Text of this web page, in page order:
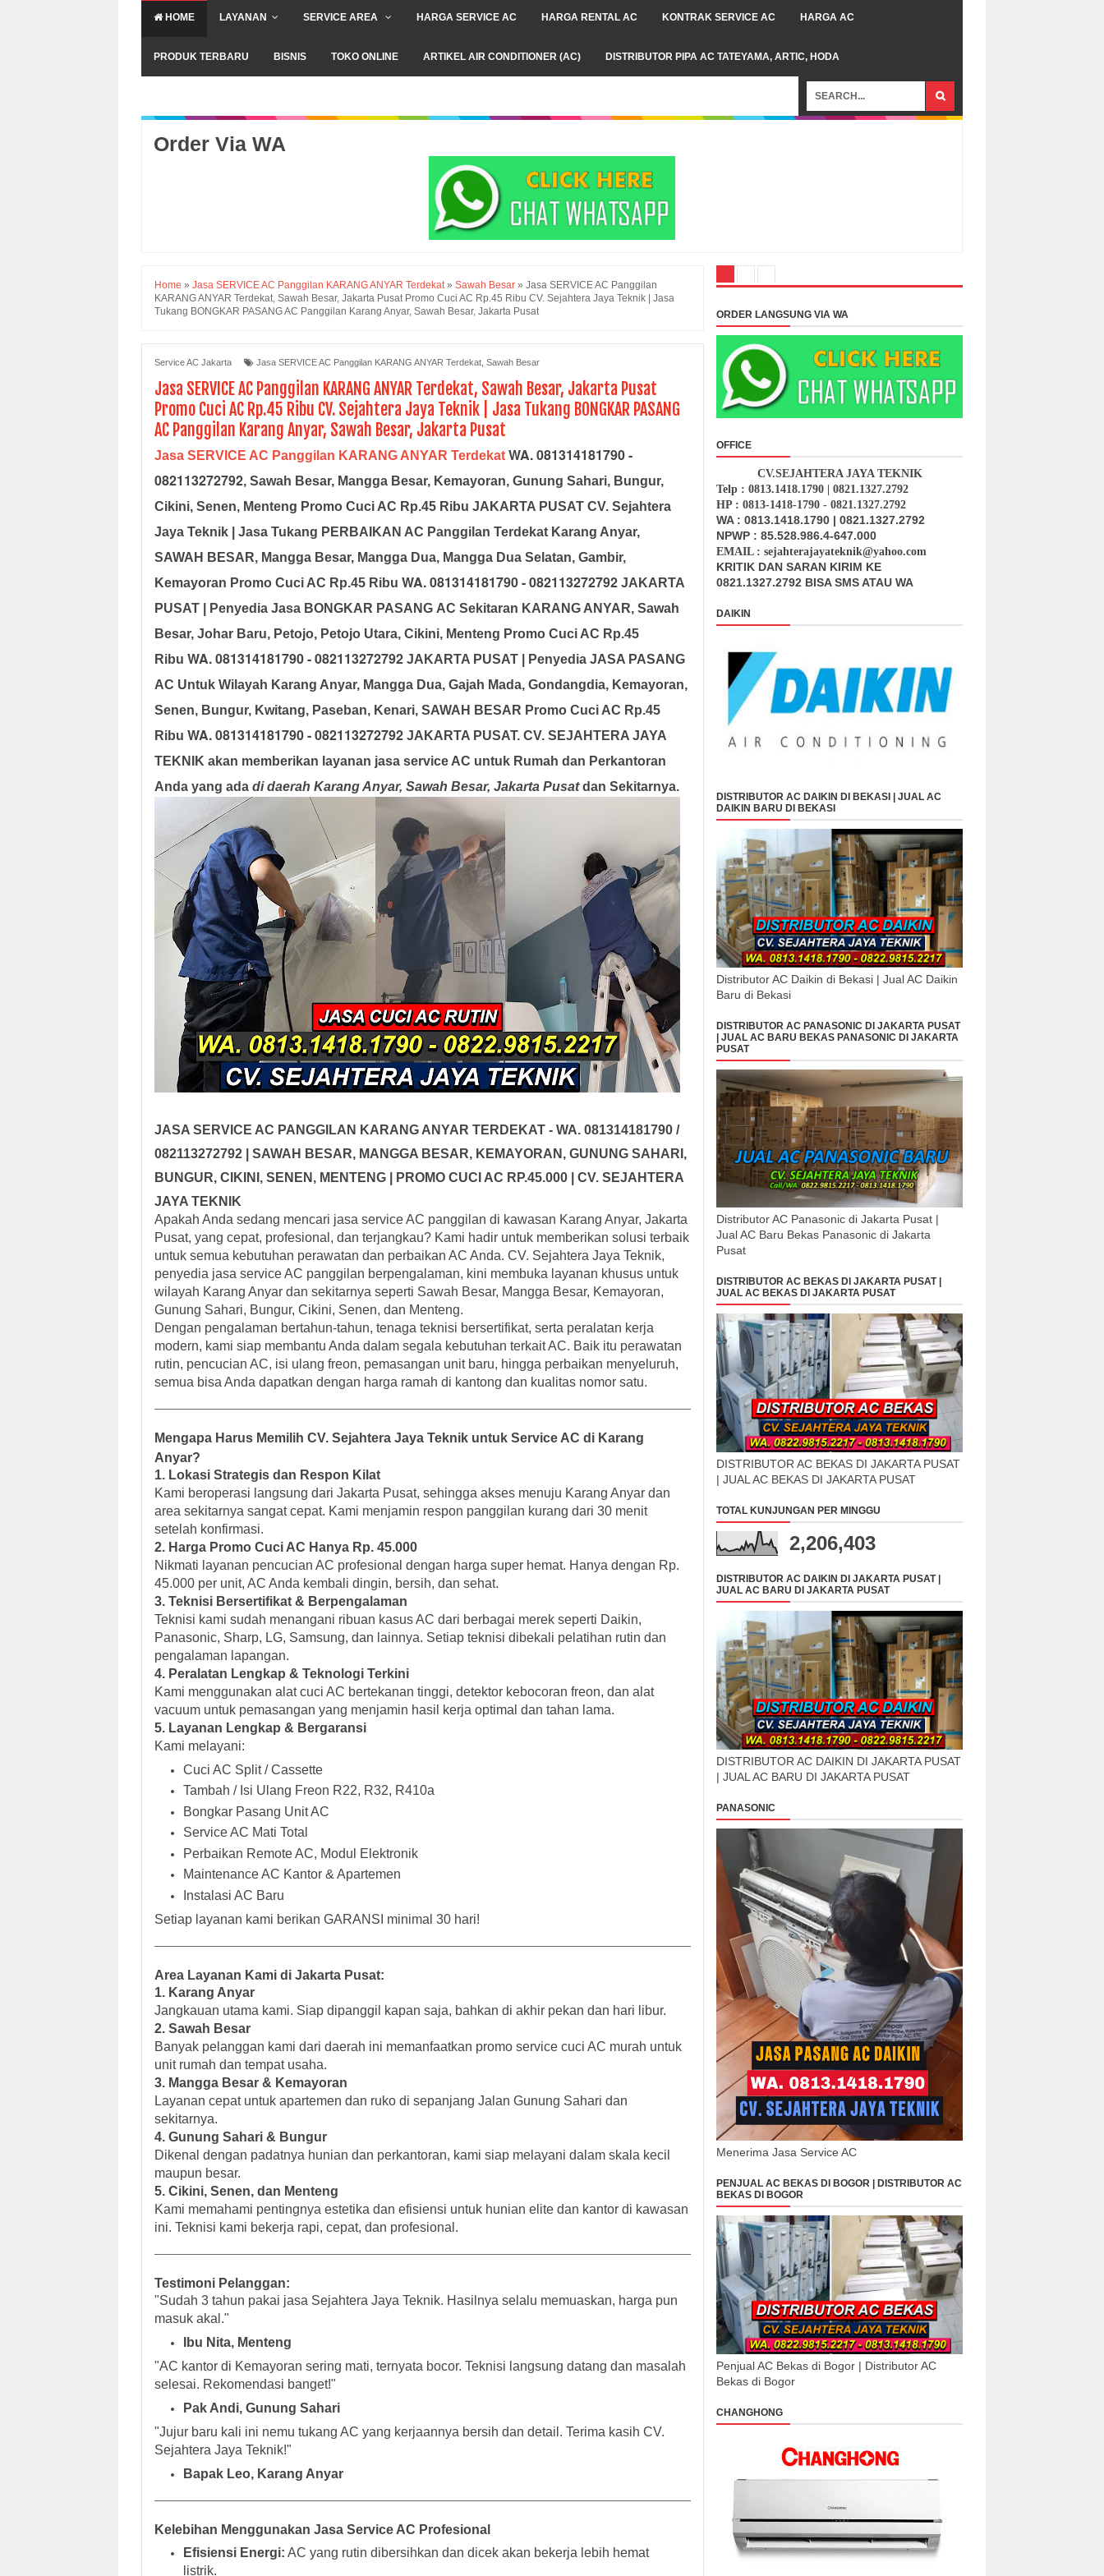
HOME LAYANAN SERVICE AREA HARGA SERVICE AC HARGA RENTAL AC KONTRAK SERVICE AC HARGA AC
PRODUK TERBARU BISNIS TOKO ONLINE ARTIKEL AIR CONDITIONER (AC) DISTRIBUTOR PIPA AC TATEYAMA, ARTIC, HODA
Order Via WA
Home » Jasa SERVICE AC Panggilan KARANG ANYAR Terdekat » Sawah Besar » Jasa SERVICE AC Panggilan
KARANG ANYAR Terdekat, Sawah Besar, Jakarta Pusat Promo Cuci AC Rp.45 Ribu CV. Sejahtera Jaya Teknik | Jasa
Tukang BONGKAR PASANG AC Panggilan Karang Anyar, Sawah Besar, Jakarta Pusat
Service AC Jakarta Jasa SERVICE AC Panggilan KARANG ANYAR Terdekat Sawah Besar
Jasa SERVICE AC Panggilan KARANG ANYAR Terdekat, Sawah Besar, Jakarta Pusat
Promo Cuci AC Rp.45 Ribu CV. Sejahtera Jaya Teknik | Jasa Tukang BONGKAR PASANG
AC Panggilan Karang Anyar, Sawah Besar, Jakarta Pusat
Jasa SERVICE AC Panggilan KARANG ANYAR Terdekat WA. 081314181790 -
082113272792, Sawah Besar, Mangga Besar, Kemayoran, Gunung Sahari, Bungur,
Cikini, Senen, Menteng Promo Cuci AC Rp.45 Ribu JAKARTA PUSAT CV. Sejahtera
Jaya Teknik | Jasa Tukang PERBAIKAN AC Panggilan Terdekat Karang Anyar,
SAWAH BESAR, Mangga Besar, Mangga Dua, Mangga Dua Selatan, Gambir,
Kemayoran Promo Cuci AC Rp.45 Ribu WA. 081314181790 - 082113272792 JAKARTA
PUSAT | Penyedia Jasa BONGKAR PASANG AC Sekitaran KARANG ANYAR, Sawah
Besar, Johar Baru, Petojo, Petojo Utara, Cikini, Menteng Promo Cuci AC Rp.45
Ribu WA. 081314181790 - 082113272792 JAKARTA PUSAT | Penyedia JASA PASANG
AC Untuk Wilayah Karang Anyar, Mangga Dua, Gajah Mada, Gondangdia, Kemayoran,
Senen, Bungur, Kwitang, Paseban, Kenari, SAWAH BESAR Promo Cuci AC Rp.45
Ribu WA. 081314181790 - 082113272792 JAKARTA PUSAT. CV. SEJAHTERA JAYA
TEKNIK akan memberikan layanan jasa service AC untuk Rumah dan Perkantoran
Anda yang ada di daerah Karang Anyar, Sawah Besar, Jakarta Pusatdan Sekitarnya.
JASA SERVICE AC PANGGILAN KARANG ANYAR TERDEKAT - WA. 081314181790 /
082113272792 | SAWAH BESAR, MANGGA BESAR, KEMAYORAN, GUNUNG SAHARI,
BUNGUR, CIKINI, SENEN, MENTENG | PROMO CUCI AC RP.45.000 | CV. SEJAHTERA
JAYA TEKNIK
Apakah Anda sedang mencari jasa service AC panggilan di kawasan Karang Anyar, Jakarta
Pusat, yang cepat, profesional, dan terjangkau? Kami hadir untuk memberikan solusi terbaik
untuk semua kebutuhan perawatan dan perbaikan AC Anda. CV. Sejahtera Jaya Teknik,
penyedia jasa service AC panggilan berpengalaman, kini membuka layanan khusus untuk
wilayah Karang Anyar dan sekitarnya seperti Sawah Besar, Mangga Besar, Kemayoran,
Gunung Sahari, Bungur, Cikini, Senen, dan Menteng.
Dengan pengalaman bertahun-tahun, tenaga teknisi bersertifikat, serta peralatan kerja
modern, kami siap membantu Anda dalam segala kebutuhan terkait AC. Baik itu perawatan
rutin, pencucian AC, isi ulang freon, pemasangan unit baru, hingga perbaikan menyeluruh,
semua bisa Anda dapatkan dengan harga ramah di kantong dan kualitas nomor satu.
Mengapa Harus Memilih CV. Sejahtera Jaya Teknik untuk Service AC di Karang
Anyar?
1. Lokasi Strategis dan Respon Kilat
Kami beroperasi langsung dari Jakarta Pusat, sehingga akses menuju Karang Anyar dan
area sekitarnya sangat cepat. Kami menjamin respon panggilan kurang dari 30 menit
setelah konfirmasi.
2. Harga Promo Cuci AC Hanya Rp. 45.000
Nikmati layanan pencucian AC profesional dengan harga super hemat. Hanya dengan Rp.
45.000 per unit, AC Anda kembali dingin, bersih, dan sehat.
3. Teknisi Bersertifikat & Berpengalaman
Teknisi kami sudah menangani ribuan kasus AC dari berbagai merek seperti Daikin,
Panasonic, Sharp, LG, Samsung, dan lainnya. Setiap teknisi dibekali pelatihan rutin dan
pengalaman lapangan.
4. Peralatan Lengkap & Teknologi Terkini
Kami menggunakan alat cuci AC bertekanan tinggi, detektor kebocoran freon, dan alat
vacuum untuk pemasangan yang menjamin hasil kerja optimal dan tahan lama.
5. Layanan Lengkap & Bergaransi
Kami melayani:
Cuci AC Split / Cassette
Tambah / Isi Ulang Freon R22, R32, R410a
Bongkar Pasang Unit AC
Service AC Mati Total
Perbaikan Remote AC, Modul Elektronik
Maintenance AC Kantor & Apartemen
Instalasi AC Baru
Setiap layanan kami berikan GARANSI minimal 30 hari!
Area Layanan Kami di Jakarta Pusat:
1. Karang Anyar
Jangkauan utama kami. Siap dipanggil kapan saja, bahkan di akhir pekan dan hari libur.
2. Sawah Besar
Banyak pelanggan kami dari daerah ini memanfaatkan promo service cuci AC murah untuk
unit rumah dan tempat usaha.
3. Mangga Besar & Kemayoran
Layanan cepat untuk apartemen dan ruko di sepanjang Jalan Gunung Sahari dan
sekitarnya.
4. Gunung Sahari & Bungur
Dikenal dengan padatnya hunian dan perkantoran, kami siap melayani dalam skala kecil
maupun besar.
5. Cikini, Senen, dan Menteng
Kami memahami pentingnya estetika dan efisiensi untuk hunian elite dan kantor di kawasan
ini. Teknisi kami bekerja rapi, cepat, dan profesional.
Testimoni Pelanggan:
"Sudah 3 tahun pakai jasa Sejahtera Jaya Teknik. Hasilnya selalu memuaskan, harga pun
masuk akal."
Ibu Nita, Menteng
"AC kantor di Kemayoran sering mati, ternyata bocor. Teknisi langsung datang dan masalah
selesai. Rekomendasi banget!"
Pak Andi, Gunung Sahari
"Jujur baru kali ini nemu tukang AC yang kerjaannya bersih dan detail. Terima kasih CV.
Sejahtera Jaya Teknik!"
Bapak Leo, Karang Anyar
Kelebihan Menggunakan Jasa Service AC Profesional
Efisiensi Energi: AC yang rutin dibersihkan dan dicek akan bekerja lebih hemat
listrik.
ORDER LANGSUNG VIA WA
OFFICE
CV.SEJAHTERA JAYA TEKNIK
Telp : 0813.1418.1790 | 0821.1327.2792
HP : 0813-1418-1790 - 0821.1327.2792
WA : 0813.1418.1790 | 0821.1327.2792
NPWP : 85.528.986.4-647.000
EMAIL : sejahterajayateknik@yahoo.com
KRITIK DAN SARAN KIRIM KE
0821.1327.2792 BISA SMS ATAU WA
DAIKIN
DISTRIBUTOR AC DAIKIN DI BEKASI | JUAL AC
DAIKIN BARU DI BEKASI
Distributor AC Daikin di Bekasi | Jual AC Daikin
Baru di Bekasi
DISTRIBUTOR AC PANASONIC DI JAKARTA PUSAT
| JUAL AC BARU BEKAS PANASONIC DI JAKARTA
PUSAT
Distributor AC Panasonic di Jakarta Pusat |
Jual AC Baru Bekas Panasonic di Jakarta
Pusat
DISTRIBUTOR AC BEKAS DI JAKARTA PUSAT |
JUAL AC BEKAS DI JAKARTA PUSAT
DISTRIBUTOR AC BEKAS DI JAKARTA PUSAT
| JUAL AC BEKAS DI JAKARTA PUSAT
TOTAL KUNJUNGAN PER MINGGU
2,206,403
DISTRIBUTOR AC DAIKIN DI JAKARTA PUSAT |
JUAL AC BARU DI JAKARTA PUSAT
DISTRIBUTOR AC DAIKIN DI JAKARTA PUSAT
| JUAL AC BARU DI JAKARTA PUSAT
PANASONIC
Menerima Jasa Service AC
PENJUAL AC BEKAS DI BOGOR | DISTRIBUTOR AC
BEKAS DI BOGOR
Penjual AC Bekas di Bogor | Distributor AC
Bekas di Bogor
CHANGHONG